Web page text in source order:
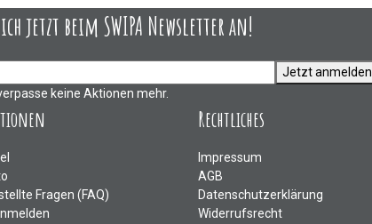
jetzt beim SWIPA Newsletter an!
Jetzt anmelden
keine Aktionen mehr.
Fragen (FAQ)
Rechtliches
Impressum
AGB
Datenschutzerklärung
Widerrufsrecht